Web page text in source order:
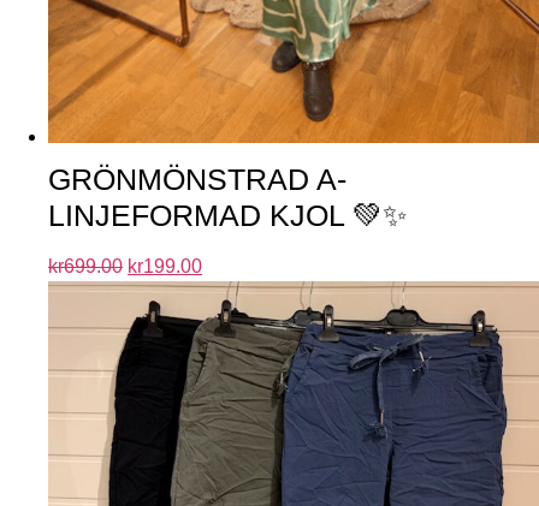
GRÖNMÖNSTRAD A-
LINJEFORMAD KJOL 💚✨
kr699.00 kr199.00